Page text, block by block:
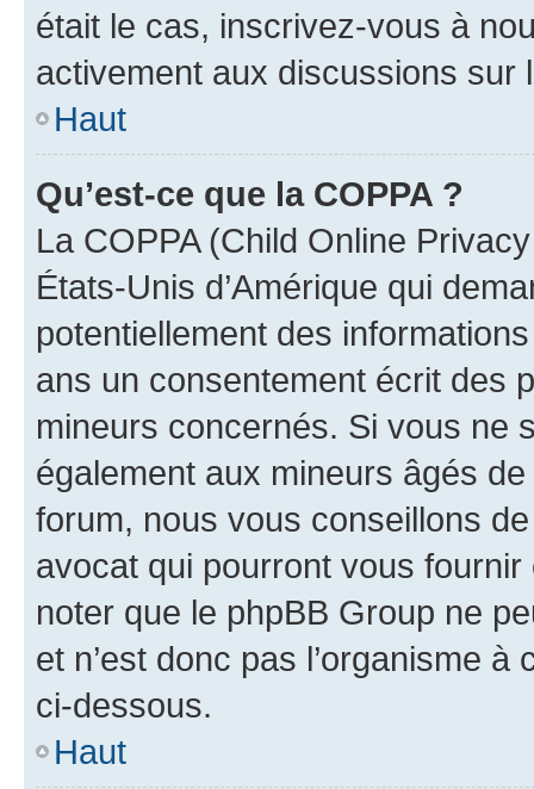
était le cas, inscrivez-vous à
activement aux discussions sur
Haut
Qu’est-ce que la COPPA ?
La COPPA (Child Online
États-Unis d’Amérique qui
potentiellement des
ans un consentement écrit des
mineurs concernés. Si vous ne
également aux mineurs âgés
forum, nous vous conseillons
avocat qui pourront vous
noter que le phpBB Group ne
et n’est donc pas l’organisme
ci-dessous.
Haut